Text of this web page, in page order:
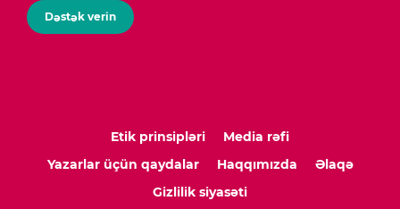
Dəstək verin
Etik prinsipləri
Media rəfi
Yazarlar üçün qaydalar
Haqqımızda
Əlaqə
Gizlilik siyasəti